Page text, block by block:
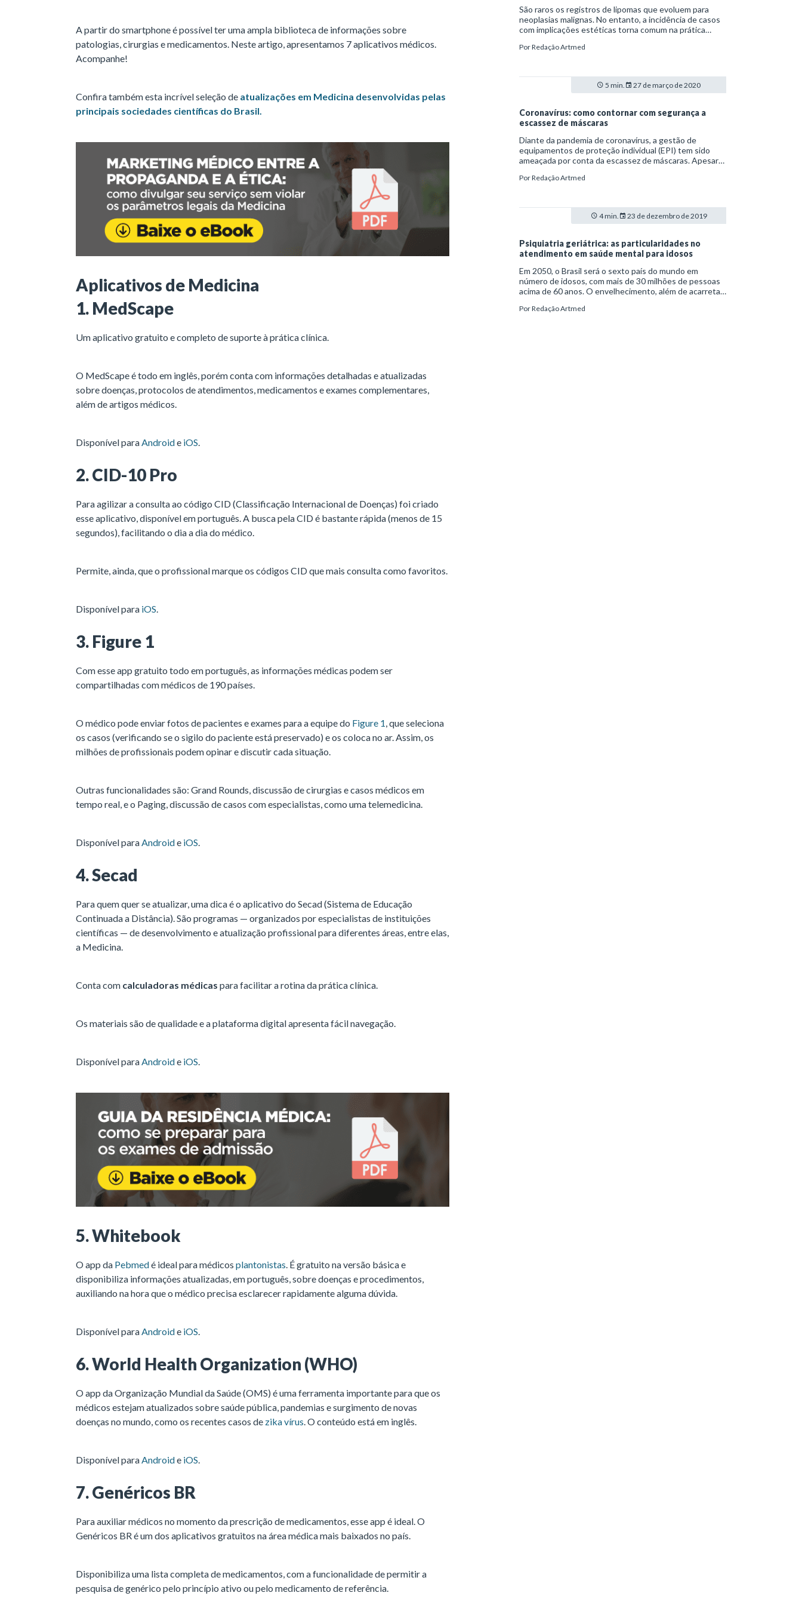
A partir do smartphone é possível ter uma ampla biblioteca de informações sobre
patologias, cirurgias e medicamentos. Neste artigo, apresentamos 7 aplicativos médicos.
Acompanhe!
Confira também esta incrível seleção de atualizações em Medicina desenvolvidas pelas
principais sociedades científicas do Brasil.
Aplicativos de Medicina
1. MedScape
Um aplicativo gratuito e completo de suporte à prática clínica.
O MedScape é todo em inglês, porém conta com informações detalhadas e atualizadas
sobre doenças, protocolos de atendimentos, medicamentos e exames complementares,
além de artigos médicos.
Disponível paraAndroide iOS.
2. CID-10 Pro
Para agilizar a consulta ao código CID (Classificação Internacional de Doenças) foi criado
esse aplicativo, disponível em português. A busca pela CID é bastante rápida (menos de 15
segundos), facilitando o dia a dia do médico.
Permite, ainda, que o profissional marque os códigos CID que mais consulta como favoritos.
Disponível para iOS.
3. Figure 1
Com esse app gratuito todo em português, as informações médicas podem ser
compartilhadas com médicos de 190 países.
O médico pode enviar fotos de pacientes e exames para a equipe do Figure 1, que seleciona
os casos (verificando se o sigilo do paciente está preservado) e os coloca no ar. Assim, os
milhões de profissionais podem opinar e discutir cada situação.
Outras funcionalidades são: Grand Rounds, discussão de cirurgias e casos médicos em
tempo real, e o Paging, discussão de casos com especialistas, como uma telemedicina.
Disponível paraAndroide iOS.
4. Secad
Para quem quer se atualizar, uma dica é o aplicativo do Secad (Sistema de Educação
Continuada a Distância). São programas — organizados por especialistas de instituições
científicas — de desenvolvimento e atualização profissional para diferentes áreas, entre elas,
a Medicina.
Conta com calculadoras médicas para facilitar a rotina da prática clínica.
Os materiais são de qualidade e a plataforma digital apresenta fácil navegação.
Disponível paraAndroide iOS.
5. Whitebook
O app da Pebmedé ideal para médicos plantonistas . É gratuito na versão básica e
disponibiliza informações atualizadas, em português, sobre doenças e procedimentos,
auxiliando na hora que o médico precisa esclarecer rapidamente alguma dúvida.
Disponível para Androide iOS
6. World Health Organization (WHO)
O app da Organização Mundial da Saúde (OMS) é uma ferramenta importante para que os
médicos estejam atualizados sobre saúde pública, pandemias e surgimento de novas
doenças no mundo, como os recentes casos de zika vírus . O conteúdo está em inglês.
Disponível para Androide iOS
7. Genéricos BR
Para auxiliar médicos no momento da prescrição de medicamentos, esse app é ideal. O
Genéricos BR é um dos aplicativos gratuitos na área médica mais baixados no país.
Disponibiliza uma lista completa de medicamentos, com a funcionalidade de permitir a
pesquisa de genérico pelo princípio ativo ou pelo medicamento de referência.
São raros os registros de lipomas que evoluem para
neoplasias malignas. No entanto, a incidência de casos
com implicações estéticas torna comum na prática
PorRedação Artmed
5 min. 27 de março de 2020
Coronavírus: como contornar com segurança a
escassez de máscaras
Diante da pandemia de coronavírus, a gestão de
equipamentos de proteção individual (EPI) tem sido
ameaçada por conta da escassez de máscaras. Apesar
(OMS) e do Ministério da Saúde quanto ao uso restrito
estocando o artigo em casa.
PorRedação Artmed
4 min. 23 de dezembro de 2019
Psiquiatria geriátrica: as particularidades no
atendimento em saúde mental para idosos
Em 2050, o Brasil será o sexto país do mundo em
número de idosos, com mais de 30 milhões de pessoas
acima de 60 anos. O envelhecimento, além de acarretar
acompanhado de mudanças nos padrões de vida do
PorRedação Artmed